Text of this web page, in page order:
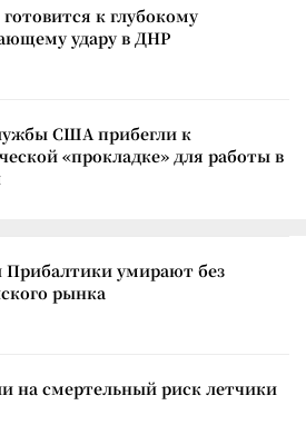
к глубокому
удару в ДНР
США прибегли к
«прокладке» для работы в
Прибалтики умирают без
рынка
на смертельный риск летчики